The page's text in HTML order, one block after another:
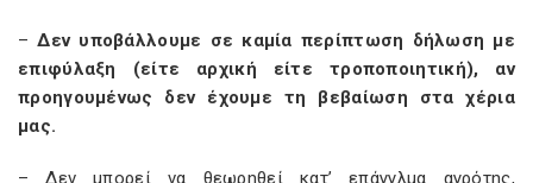
–Δεν υποβάλλουμε σε καμία περίπτωση δήλωση με
επιφύλαξη (είτε αρχική είτε τροποποιητική), αν
προηγουμένως δεν έχουμε τη βεβαίωση στα χέρια
μας.
– Δεν μπορεί να θεωρηθεί κατ’ επάγγλμα αγρότης,